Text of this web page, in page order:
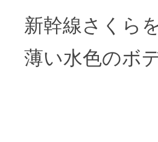
新幹線さくら
薄い水色のボ